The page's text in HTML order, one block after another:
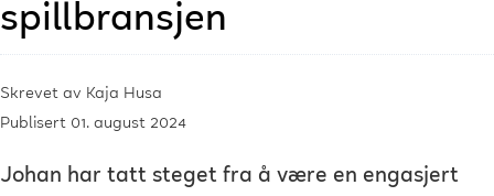
spillbransjen
Skrevet av Kaja Husa
Publisert 01. august 2024
Johan har tatt steget fra å være en engasjert